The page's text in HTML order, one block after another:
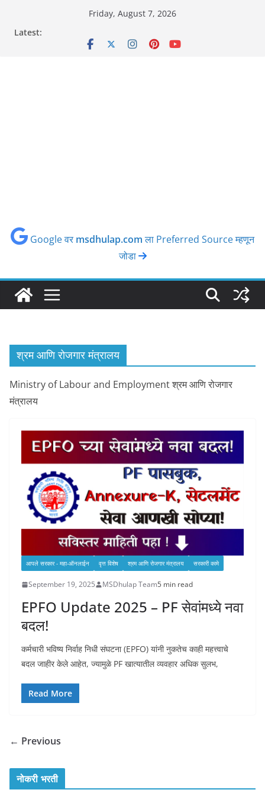
Friday, August 7, 2026
Latest:
Google वर msdhulap.comला Preferred Source म्हणून
जोडा
श्रम आणि रोजगार मंत्रालय
Ministry of Labour and Employment श्रम आणि रोजगार
मंत्रालय
आपले सरकार - महा-ऑनलाईन वृत्त विशेष श्रम आणि रोजगार मंत्रालय सरकारी कामे
September 19, 2025 MSDhulap Team5 min read
EPFO Update 2025 – PF सेवांमध्ये नवा
बदल!
कर्मचारी भविष्य निर्वाह निधी संघटना (EPFO) यांनी नुकतेच काही महत्त्वाचे
बदल जाहीर केले आहेत, ज्यामुळे PF खात्यातील व्यवहार अधिक सुलभ,
Read More
← Previous
नोकरी भरती